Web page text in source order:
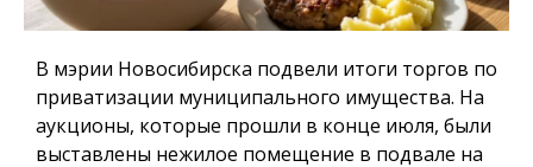
В мэрии Новосибирска подвели итоги торгов по
приватизации муниципального имущества. На
аукционы, которые прошли в конце июля, были
выставлены нежилое помещение в подвале на